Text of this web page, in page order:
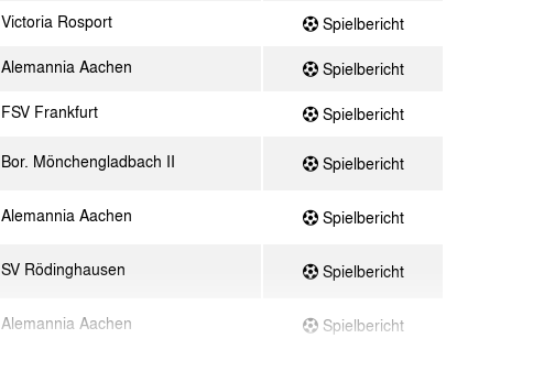
Victoria Rosport
Spielbericht
Alemannia Aachen
Spielbericht
FSV Frankfurt
Spielbericht
Bor. Mönchengladbach II Spielbericht
Alemannia Aachen Spielbericht
SV Rödinghausen Spielbericht
Alemannia Aachen
Spielbericht